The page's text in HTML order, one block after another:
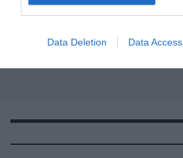
Data Deletion Data Access